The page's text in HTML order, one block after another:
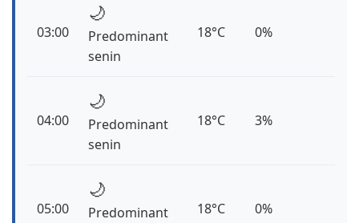
03:00
🌙
Predominant
senin
18°C 0%
04:00
🌙
Predominant
senin
18°C 3%
05:00
🌙
Predominant
18°C 0%